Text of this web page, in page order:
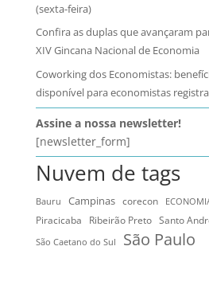
(sexta-feira)
Confira as duplas que avançaram
XIV Gincana Nacional de Economia
Coworking dos Economistas:
disponível para economistas
Assine a nossa newsletter!
[newsletter_form]
Nuvem de tags
Bauru Campinas corecon
Piracicaba Ribeirão Preto Santo
São Caetano do Sul
São Paulo